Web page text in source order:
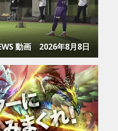
動画 2026年8月8日